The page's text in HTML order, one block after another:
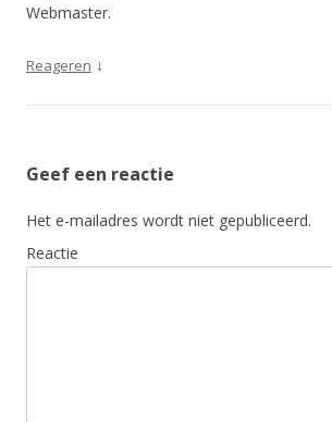
Webmaster.
Reageren ↓
Geef een reactie
Het e-mailadres wordt niet gepubliceerd.
Reactie